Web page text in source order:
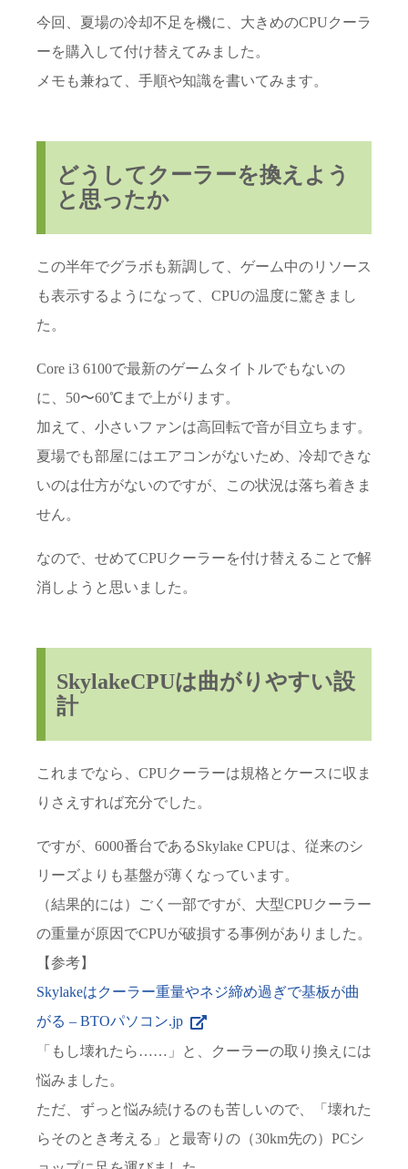
今回、夏場の冷却不足を機に、大きめのCPUクーラ
ーを購入して付け替えてみました。
メモも兼ねて、手順や知識を書いてみます。
どうしてクーラーを換えよう
と思ったか
この半年でグラボも新調して、ゲーム中のリソース
も表示するようになって、CPUの温度に驚きまし
た。
Core i3 6100で最新のゲームタイトルでもないの
に、50〜60℃まで上がります。
加えて、小さいファンは高回転で音が目立ちます。
夏場でも部屋にはエアコンがないため、冷却できな
いのは仕方がないのですが、この状況は落ち着きま
せん。
なので、せめてCPUクーラーを付け替えることで解
消しようと思いました。
SkylakeCPUは曲がりやすい設
計
これまでなら、CPUクーラーは規格とケースに収ま
りさえすれば充分でした。
ですが、6000番台であるSkylake CPUは、従来のシ
リーズよりも基盤が薄くなっています。
（結果的には）ごく一部ですが、大型CPUクーラー
の重量が原因でCPUが破損する事例がありました。
【参考】
Skylakeはクーラー重量やネジ締め過ぎで基板が曲
がる – BTOパソコン.jp
「もし壊れたら……」と、クーラーの取り換えには
悩みました。
ただ、ずっと悩み続けるのも苦しいので、「壊れた
らそのとき考える」と最寄りの（30km先の）PCシ